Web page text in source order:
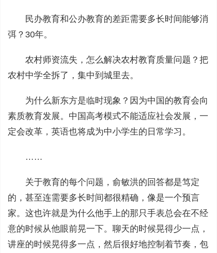
民办教育和公办教育的差距需要多长时间能够消
弭？30年。
农村师资流失，怎么解决农村教育质量问题？把
农村中学全拆了，集中到城里去。
为什么新东方是临时现象？因为中国的教育会向
素质教育发展。中国高考模式不能适应社会发展，一
定会改革，英语也将成为中小学生的日常学习。
……
关于教育的每个问题，俞敏洪的回答都是笃定
的，甚至连需要多长时间都很精确，像是一个预言
家。这也许就是为什么他手上的那只手表总会在不经
意的时候从他眼前晃一下。聊天的时候晃得少一点，
讲座的时候晃得多一点，然后很好地控制着节奏，包